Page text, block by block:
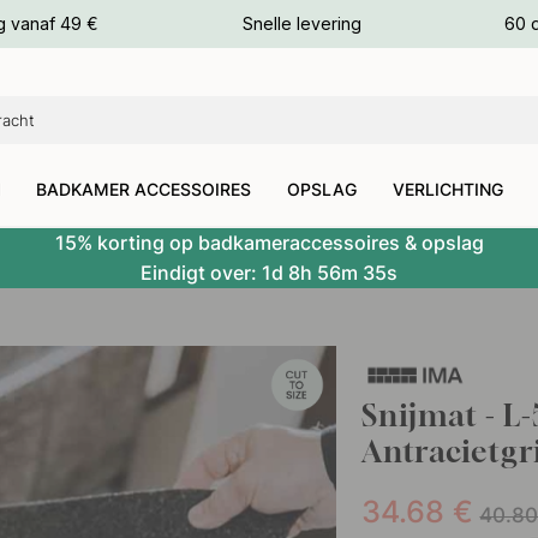
vanaf 49 € Snelle levering 60
BADKAMER ACCESSOIRES OPSLAG VERLICHTING
15% korting op badkameraccessoires & opslag
Eindigt over: 1d 8h 56m 34s
Snijmat -
40.80
34.68 €